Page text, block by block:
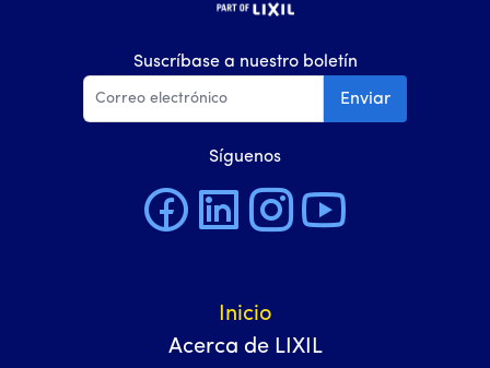
Suscríbase a nuestro boletín
Enviar
Síguenos
Inicio
Acerca de LIXIL